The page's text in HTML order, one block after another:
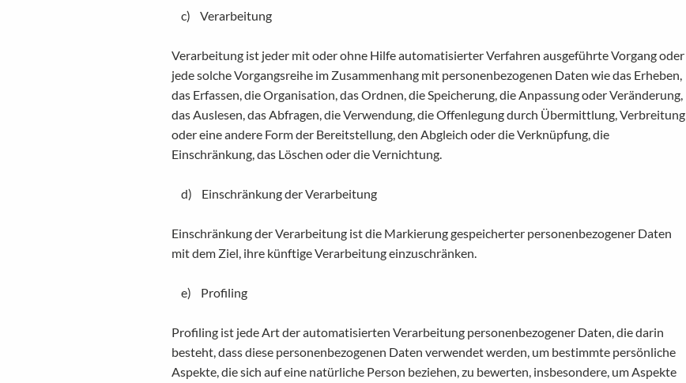
c) Verarbeitung
Verarbeitung ist jeder mit oder ohne Hilfe automatisierter Verfahren ausgeführte Vorgang oder
jede solche Vorgangsreihe im Zusammenhang mit personenbezogenen Daten wie das Erheben,
das Erfassen, die Organisation, das Ordnen, die Speicherung, die Anpassung oder Veränderung,
das Auslesen, das Abfragen, die Verwendung, die Offenlegung durch Übermittlung, Verbreitung
oder eine andere Form der Bereitstellung, den Abgleich oder die Verknüpfung, die
Einschränkung, das Löschen oder die Vernichtung.
d) Einschränkung der Verarbeitung
Einschränkung der Verarbeitung ist die Markierung gespeicherter personenbezogener Daten
mit dem Ziel, ihre künftige Verarbeitung einzuschränken.
e) Profiling
Profiling ist jede Art der automatisierten Verarbeitung personenbezogener Daten, die darin
besteht, dass diese personenbezogenen Daten verwendet werden, um bestimmte persönliche
Aspekte, die sich auf eine natürliche Person beziehen, zu bewerten, insbesondere, um Aspekte